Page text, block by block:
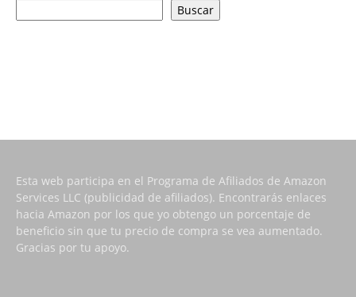
Buscar
Esta web participa en el Programa de Afiliados de Amazon
Services LLC (publicidad de afiliados). Encontrarás enlaces
hacia Amazon por los que yo obtengo un porcentaje de
beneficio sin que tu precio de compra se vea aumentado.
Gracias por tu apoyo.